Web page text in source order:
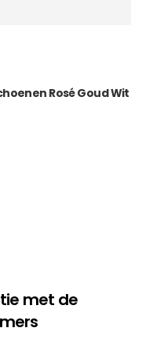
Rosé Goud Wit
met de